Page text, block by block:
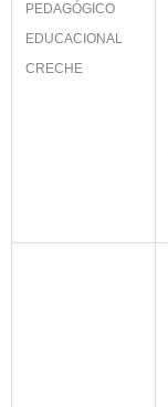
PEDAGÓGICO
EDUCACIONAL
CRECHE